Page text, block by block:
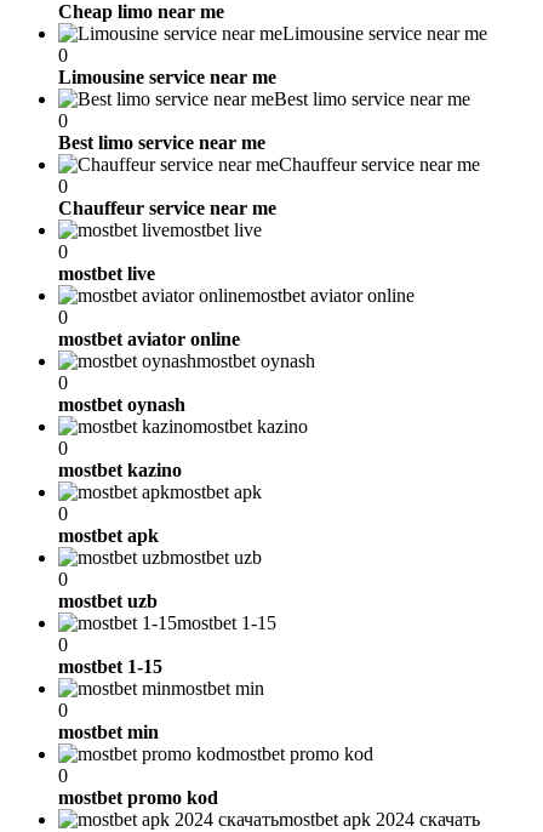
Cheap limo near me
Limousine service near me
0
Limousine service near me
Best limo service near me
0
Best limo service near me
Chauffeur service near me
0
Chauffeur service near me
mostbet live
0
mostbet live
mostbet aviator online
0
mostbet aviator online
mostbet oynash
0
mostbet oynash
mostbet kazino
0
mostbet kazino
mostbet apk
0
mostbet apk
mostbet uzb
0
mostbet uzb
mostbet 1-15
0
mostbet 1-15
mostbet min
0
mostbet min
mostbet promo kod
0
mostbet promo kod
mostbet apk 2024 скачать